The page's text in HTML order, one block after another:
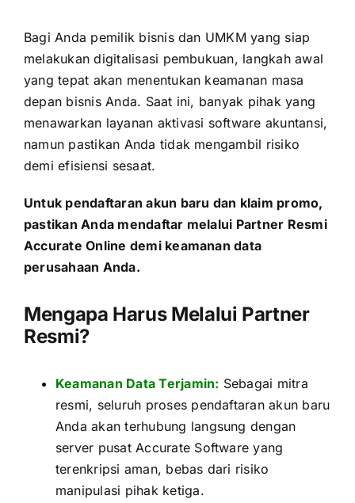
Bagi Anda pemilik bisnis dan UMKM yang siap
melakukan digitalisasi pembukuan, langkah awal
yang tepat akan menentukan keamanan masa
depan bisnis Anda. Saat ini, banyak pihak yang
menawarkan layanan aktivasi software akuntansi,
namun pastikan Anda tidak mengambil risiko
demi efisiensi sesaat.
Untuk pendaftaran akun baru dan klaim promo,
pastikan Anda mendaftar melalui Partner Resmi
Accurate Online demi keamanan data
perusahaan Anda.
Mengapa Harus Melalui Partner
Resmi?
Keamanan Data Terjamin: Sebagai mitra
resmi, seluruh proses pendaftaran akun baru
Anda akan terhubung langsung dengan
server pusat Accurate Software yang
terenkripsi aman, bebas dari risiko
manipulasi pihak ketiga.